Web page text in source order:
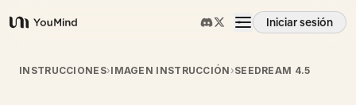
YouMind
Iniciar sesión
Resumen
INSTRUCCIONES›IMAGEN INSTRUCCIÓN ›SEEDREAM 4.5